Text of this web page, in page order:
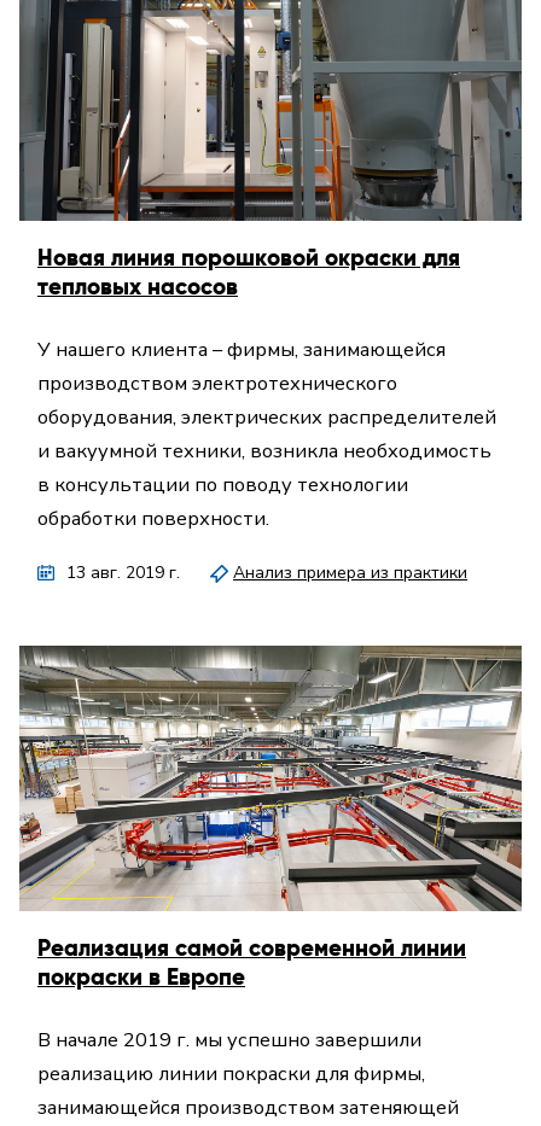
Новая линия порошковой окраски для
тепловых насосов
У нашего клиента – фирмы, занимающейся
производством электротехнического
оборудования, электрических распределителей
и вакуумной техники, возникла необходимость
в консультации по поводу технологии
обработки поверхности.
13 авг. 2019 г. Анализ примера из практики
Реализация самой современной линии
покраски в Европе
В начале 2019 г. мы успешно завершили
реализацию линии покраски для фирмы,
занимающейся производством затеняющей